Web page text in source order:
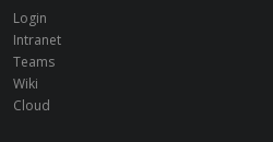
Login
Intranet
Teams
Wiki
Cloud